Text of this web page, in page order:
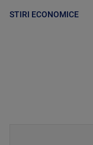
STIRI ECONOMICE